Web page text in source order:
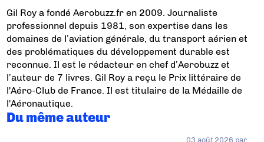
Gil Roy a fondé Aerobuzz.fr en 2009. Journaliste
professionnel depuis 1981, son expertise dans les
domaines de l’aviation générale, du transport aérien et
des problématiques du développement durable est
reconnue. Il est le rédacteur en chef d’Aerobuzz et
l’auteur de 7 livres. Gil Roy a reçu le Prix littéraire de
l'Aéro-Club de France. Il est titulaire de la Médaille de
l'Aéronautique.
Du même auteur
03 août 2026 par